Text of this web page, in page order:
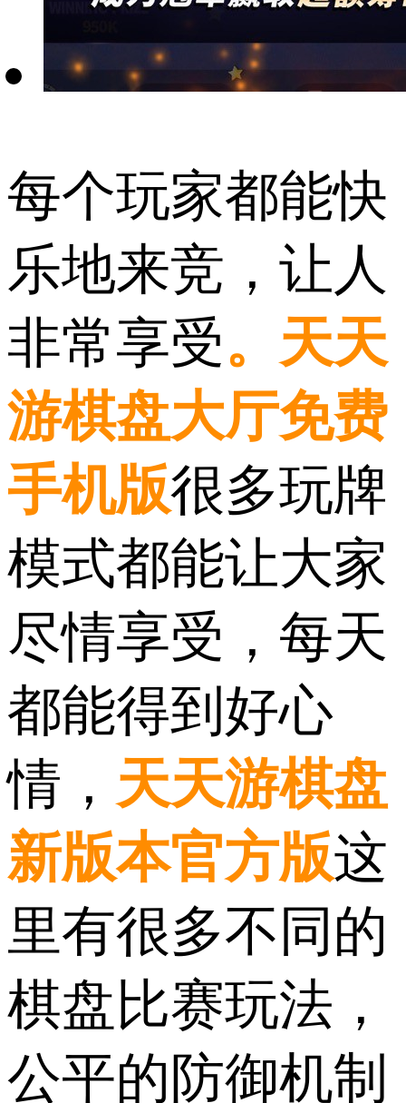
每个玩家都能快
乐地来竞，让人
非常享受。天天
游棋盘大厅免费
手机版很多玩牌
模式都能让大家
尽情享受，每天
都能得到好心
情， 天天游棋盘
新版本官方版这
里有很多不同的
棋盘比赛玩法，
公平的防御机制